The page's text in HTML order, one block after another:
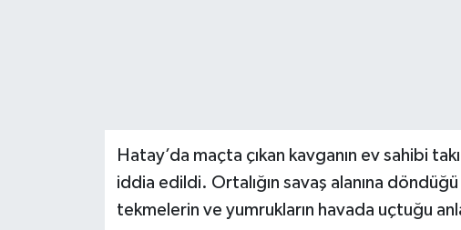
Hatay’da maçta çıkan kavganın ev sahibi
iddia edildi. Ortalığın savaş alanına
tekmelerin ve yumrukların havada uçtuğu